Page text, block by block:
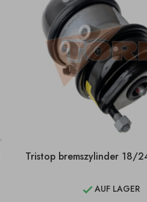
Tristop bremszylinder 18/
AUF LAGER